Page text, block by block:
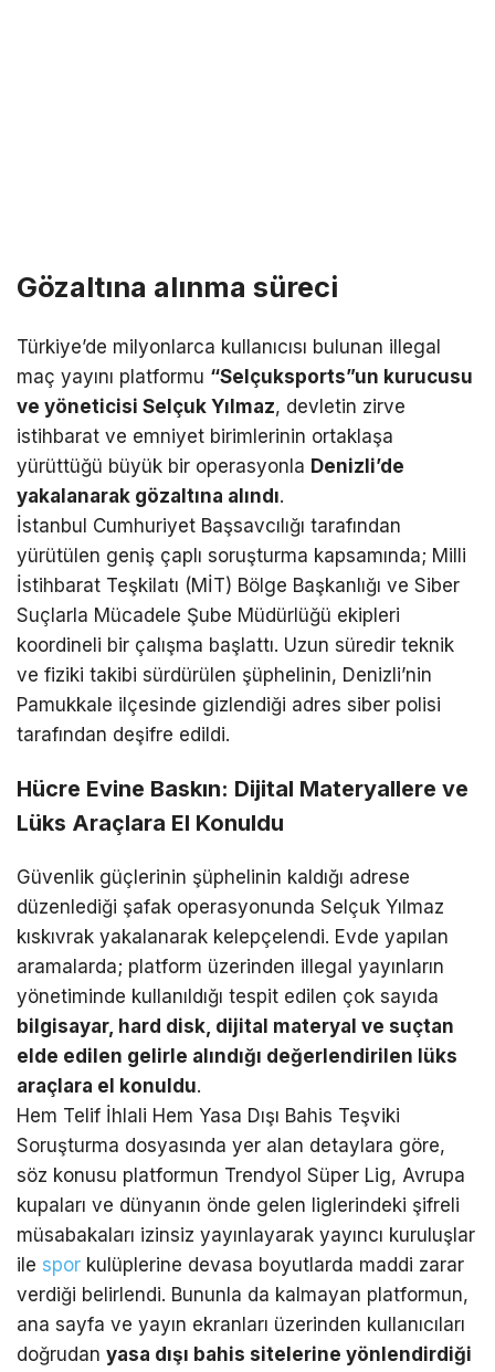
Gözaltına alınma süreci
Türkiye’de milyonlarca kullanıcısı bulunan illegal
maç yayını platformu “Selçuksports”un kurucusu
ve yöneticisi Selçuk Yılmaz, devletin zirve
istihbarat ve emniyet birimlerinin ortaklaşa
yürüttüğü büyük bir operasyonla Denizli’de
yakalanarak gözaltına alındı.
İstanbul Cumhuriyet Başsavcılığı tarafından
yürütülen geniş çaplı soruşturma kapsamında; Milli
İstihbarat Teşkilatı (MİT) Bölge Başkanlığı ve Siber
Suçlarla Mücadele Şube Müdürlüğü ekipleri
koordineli bir çalışma başlattı. Uzun süredir teknik
ve fiziki takibi sürdürülen şüphelinin, Denizli’nin
Pamukkale ilçesinde gizlendiği adres siber polisi
tarafından deşifre edildi.
Hücre Evine Baskın: Dijital Materyallere ve
Lüks Araçlara El Konuldu
Güvenlik güçlerinin şüphelinin kaldığı adrese
düzenlediği şafak operasyonunda Selçuk Yılmaz
kıskıvrak yakalanarak kelepçelendi. Evde yapılan
aramalarda; platform üzerinden illegal yayınların
yönetiminde kullanıldığı tespit edilen çok sayıda
bilgisayar, hard disk, dijital materyal ve suçtan
elde edilen gelirle alındığı değerlendirilen lüks
araçlara el konuldu.
Hem Telif İhlali Hem Yasa Dışı Bahis Teşviki
Soruşturma dosyasında yer alan detaylara göre,
söz konusu platformun Trendyol Süper Lig, Avrupa
kupaları ve dünyanın önde gelen liglerindeki şifreli
müsabakaları izinsiz yayınlayarak yayıncı kuruluşlar
ile spor kulüplerine devasa boyutlarda maddi zarar
verdiği belirlendi. Bununla da kalmayan platformun,
ana sayfa ve yayın ekranları üzerinden kullanıcıları
doğrudan yasa dışı bahis sitelerine yönlendirdiği